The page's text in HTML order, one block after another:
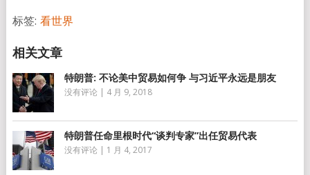
标签: 看世界
特朗普: 不论美中贸易如何争 与习近平永远是朋友
没有评论 | 4 月 9, 2018
特朗普任命里根时代“谈判专家”出任贸易代表
没有评论 | 1 月 4, 2017